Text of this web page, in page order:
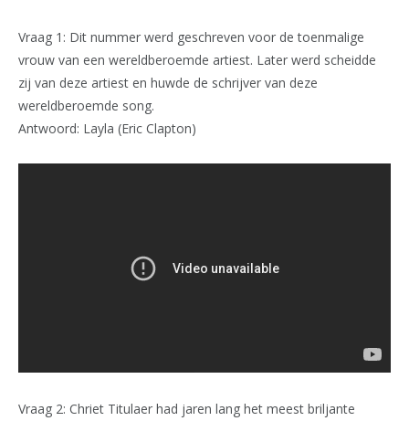
Vraag 1: Dit nummer werd geschreven voor de toenmalige
vrouw van een wereldberoemde artiest. Later werd scheidde
zij van deze artiest en huwde de schrijver van deze
wereldberoemde song.
Antwoord: Layla (Eric Clapton)
Vraag 2: Chriet Titulaer had jaren lang het meest briljante